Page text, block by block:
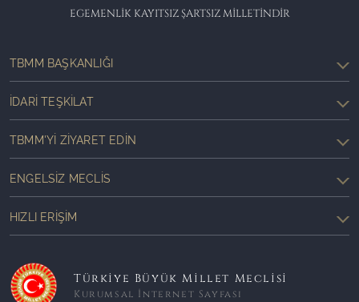
EGEMENLİK KAYITSIZ ŞARTSIZ MİLLETİNDİR
TBMM BAŞKANLIĞI
İDARI TEŞKILAT
TBMM'YI ZIYARET EDIN
ENGELSIZ MECLIS
HIZLI ERIŞIM
Türkiye Büyük Millet Meclisi
Kurumsal İnternet Sayfası